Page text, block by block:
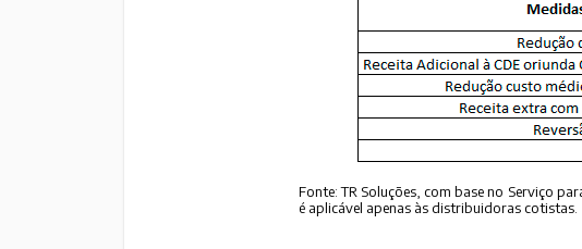
Fonte: TR Soluções, com base no Serviço
é aplicável apenas às distribuidoras cotistas.